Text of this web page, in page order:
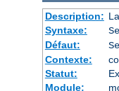
Description:
Syntaxe:
Défaut:
Contexte:
Statut:
Module: